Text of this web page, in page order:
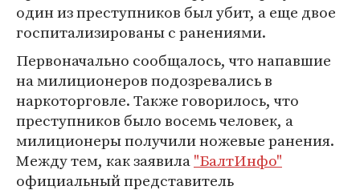
один из преступников был убит, а еще двое
госпитализированы с ранениями.
Первоначально сообщалось, что напавшие
на милиционеров подозревались в
наркоторговле. Также говорилось, что
преступников было восемь человек, а
милиционеры получили ножевые ранения.
Между тем, как заявила"БалтИнфо"
официальный представитель